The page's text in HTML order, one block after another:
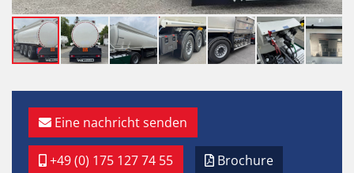
Eine nachricht senden
+49 (0) 175 127 74 55 Brochure